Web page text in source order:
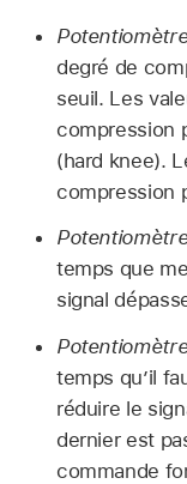
degré de
seuil. Les
compression
(hard knee).
compression
temps que
signal
temps qu’il
réduire le
dernier est
commande